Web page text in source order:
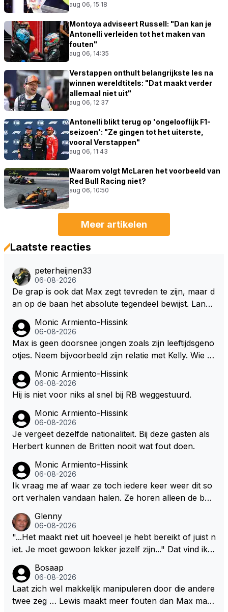
aug 06, 15:18
Montoya adviseert Russell: "Dan kan je
Antonelli verleiden tot het maken van
fouten"
aug 06, 14:35
Verstappen onthult belangrijkste les na
winnen wereldtitels: "Dat maakt verder
allemaal niet uit"
aug 06, 12:37
Antonelli blikt terug op 'ongelooflijk F1-
seizoen': "Ze gingen tot het uiterste,
vooral Verstappen"
aug 06, 11:43
Waarom volgt McLaren het voorbeeld van
Red Bull Racing niet?
aug 06, 10:50
Meer artikelen
Laatste reacties
peterheijnen33
06-08-2026
De grap is ook dat Max zegt tevreden te zijn, maar d
an op de baan het absolute tegendeel bewijst. Lando
dan eigenlijk niet echt zien. ;)
Monic Armiento-Hissink
06-08-2026
Max is geen doorsnee jongen zoals zijn leeftijdsgeno
otjes. Neem bijvoorbeeld zijn relatie met Kelly. Wie g
artjes ouder is en al een kleine heeft van een voorm
alig RB-lid op de leeftijd van 23 jaar? Hij doet dingen
oon. Ieder jaar is er in Hongarije een uitje voor zijn t
eam. Op 28-jarige leeftijd is hij al eigenaar van een su
ccesvol raceteam. Hij is niet alleen speciaal in de aut
Monic Armiento-Hissink
06-08-2026
Hij is niet voor niks al snel bij RB weggestuurd.
Monic Armiento-Hissink
06-08-2026
Je vergeet dezelfde nationaliteit. Bij deze gasten als
Herbert kunnen de Britten nooit wat fout doen.
Monic Armiento-Hissink
06-08-2026
Ik vraag me af waar ze toch iedere keer weer dit so
ort verhalen vandaan halen. Ze horen alleen de boa
gedaan worden als ie nog vol adrenaline zit, maar ni
emand weet wat er zich afspeelt achter gesloten de
uren. Bovendien werken er 2000 man bij RB en niet
er elkaar mensen een andere uitdagingen zoeken of
niet meer in de F1 willen werken is niet zo gek als de
meesten van hen al sinds dat RB hun intrede deed a
anwezig waren. De mensen die nu een aantal van di
Glenny
06-08-2026
"...Het maakt niet uit hoeveel je hebt bereikt of juist n
iet. Je moet gewoon lekker jezelf zijn..." Dat vind ik z
waliteit en niet om kwantiteit in het (zijn) leven. Voor
zo'n mindset in een wereld waarin het nota bene he
el vaak juist WEL om kwantiteit draait, en dat op z
Bosaap
06-08-2026
Laat zich wel makkelijk manipuleren door die andere
twee zeg … Lewis maakt meer fouten dan Max maar